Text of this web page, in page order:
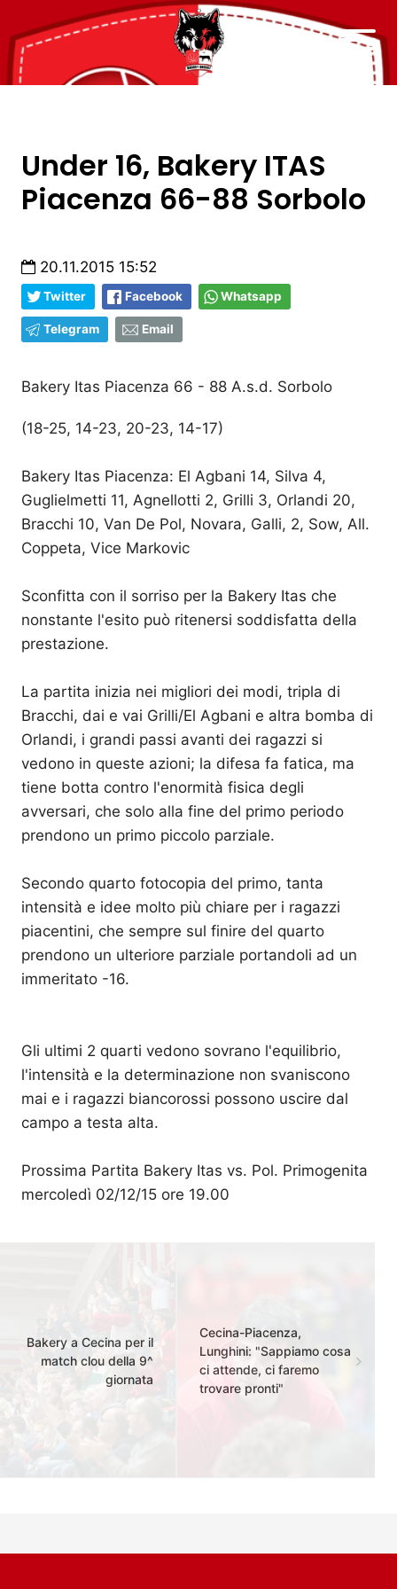
Under 16, Bakery ITAS
Piacenza 66-88 Sorbolo
20.11.2015 15:52
Twitter Facebook Whatsapp
Telegram Email
Bakery Itas Piacenza 66 - 88 A.s.d. Sorbolo
(18-25, 14-23, 20-23, 14-17)
Bakery Itas Piacenza: El Agbani 14, Silva 4,
Guglielmetti 11, Agnellotti 2, Grilli 3, Orlandi 20,
Bracchi 10, Van De Pol, Novara, Galli, 2, Sow, All.
Coppeta, Vice Markovic
Sconfitta con il sorriso per la Bakery Itas che
nonstante l'esito può ritenersi soddisfatta della
prestazione.
La partita inizia nei migliori dei modi, tripla di
Bracchi, dai e vai Grilli/El Agbani e altra bomba di
Orlandi, i grandi passi avanti dei ragazzi si
vedono in queste azioni; la difesa fa fatica, ma
tiene botta contro l'enormità fisica degli
avversari, che solo alla fine del primo periodo
prendono un primo piccolo parziale.
Secondo quarto fotocopia del primo, tanta
intensità e idee molto più chiare per i ragazzi
piacentini, che sempre sul finire del quarto
prendono un ulteriore parziale portandoli ad un
immeritato -16.
Gli ultimi 2 quarti vedono sovrano l'equilibrio,
l'intensità e la determinazione non svaniscono
mai e i ragazzi biancorossi possono uscire dal
campo a testa alta.
Prossima Partita Bakery Itas vs. Pol. Primogenita
mercoledì 02/12/15 ore 19.00
Bakery a Cecina per il
match clou della 9^
giornata
Cecina-Piacenza,
Lunghini: "Sappiamo cosa
ci attende, ci faremo
trovare pronti"